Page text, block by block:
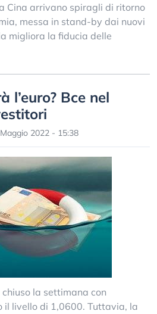
Cina arrivano spiragli di ritorno
messa in stand-by dai nuovi
migliora la fiducia delle
l’euro? Bce nel
2022 - 15:38
la settimana con
livello di 1,0600. Tuttavia, la